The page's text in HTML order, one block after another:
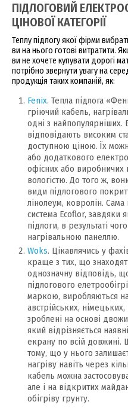
ПІДЛОГОВИЙ
ЦІНОВОЇ КАТЕГОРІЇ
Теплу підлогу якої фірми
ви на нього готові витратити.
ви не хочете купувати дорогі
потрібно звернути увагу на
продукція таких компаній, як:
Fenix. Тепла підлога
гріючий кабель,
одні з найпопулярніших.
відповідають високим
доступною ціною. Їх
або додаткового
офісних або виробничих
вологістю. До того ж,
види підлогового
лінолеум, ковролін.
система Ecoflor, завдяки
підлоги, в результаті
нагрівальною панеллю.
Woks. Цікавлячись у
краще з тих, що
однозначну відповідь,
підлогового
маркою, виробляються
австрійських,
зроблені на основі
який відрізняється
екрану по всій
тому, що у нього
нагріву навіть через
кабель можна
але і на відкритих
обігріву грунту.